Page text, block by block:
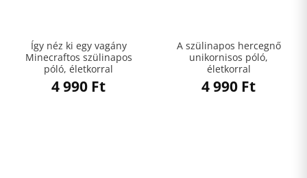
Így néz ki egy vagány
Minecraftos szülinapos
póló, életkorral
4 990 Ft
A szülinapos hercegnő
unikornisos póló,
életkorral
4 990 Ft